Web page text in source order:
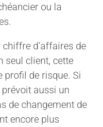
ou la
chiffre d’affaires de
seul client, cette
profil de risque. Si
aussi un
de changement de
encore plus